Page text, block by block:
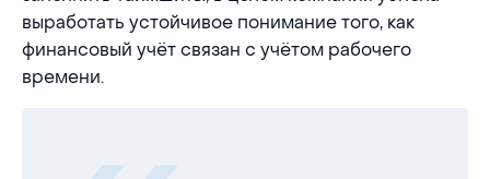
выработать устойчивое понимание того, как
финансовый учёт связан с учётом рабочего
времени.